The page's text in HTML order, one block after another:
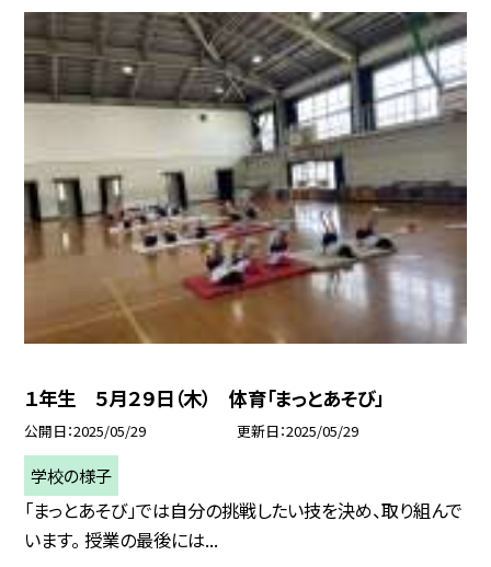
１年生 ５月２９日（木） 体育「まっとあそび」
公開日 2025/05/29 更新日 2025/05/29
学校の様子
「まっとあそび」では自分の挑戦したい技を決め、取り組んで
います。 授業の最後には...